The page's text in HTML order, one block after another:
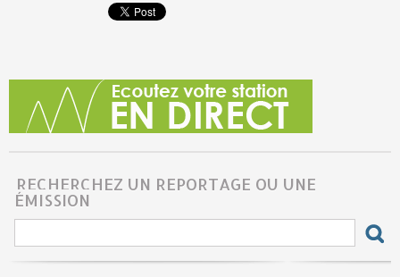
RECHERCHEZ UN REPORTAGE OU UNE
ÉMISSION